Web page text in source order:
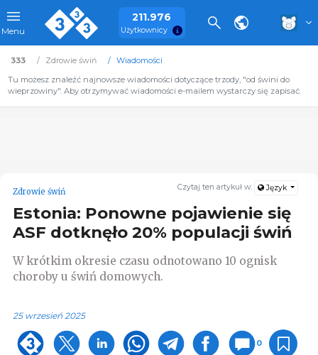
Menu
211.976
Użytkownicy
333 Zdrowie świń
Wiadomości
Tu możesz znaleźć najnowsze wiadomości dotyczące trzody, "od świni do
wieprzowiny". Aby otrzymywać wiadomości e-mailem wystarczy się zapisać.
Czytaj ten artykuł w: Język
Zdrowie świń
Estonia: Ponowne pojawienie się
ASF dotknęło 20% populacji świń
W krótkim okresie czasu odnotowano 10 ognisk
choroby u świń domowych.
25 wrzesień 2025
0